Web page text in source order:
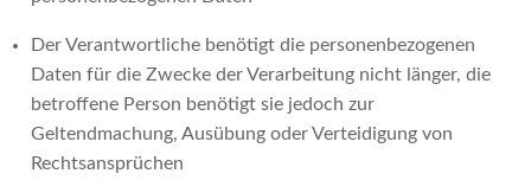
Der Verantwortliche benötigt die personenbezogenen
Daten für die Zwecke der Verarbeitung nicht länger, die
betroffene Person benötigt sie jedoch zur
Geltendmachung, Ausübung oder Verteidigung von
Rechtsansprüchen